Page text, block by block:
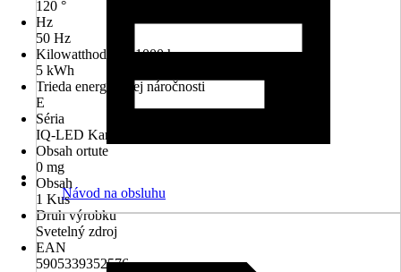
120 °
Hz
50 Hz
Kilowatthodiny / 1000 h
5 kWh
Trieda energetickej náročnosti
E
Séria
IQ-LED Kanlux
Obsah ortute
0 mg
Obsah
1 Kus
Druh výrobku
Svetelný zdroj
EAN
5905339352576
Návod na obsluhu